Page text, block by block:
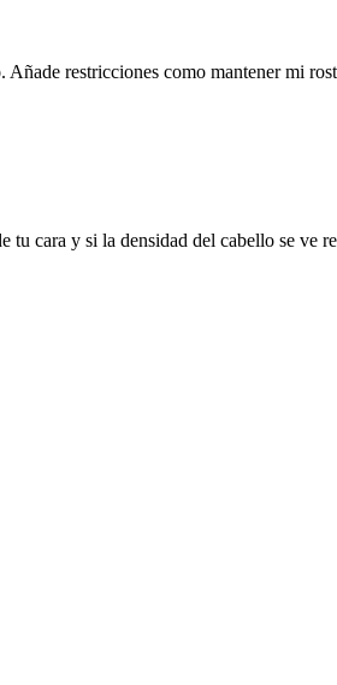
restricciones como mantener mi
cara y si la densidad del cabello se ve